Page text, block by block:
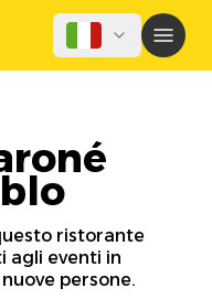
ristorante
agli eventi in
persone.